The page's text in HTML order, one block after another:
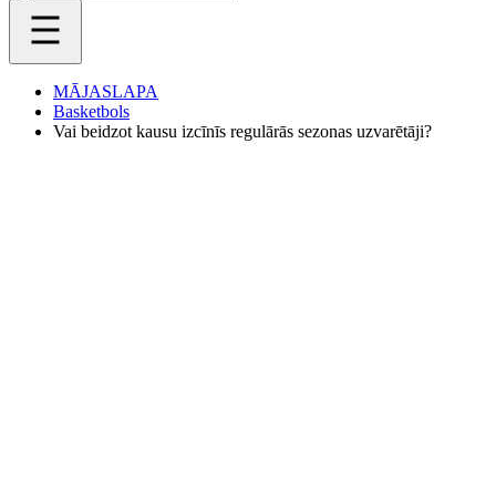
MĀJASLAPA
Basketbols
Vai beidzot kausu izcīnīs regulārās sezonas uzvarētāji?